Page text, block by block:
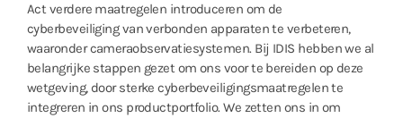
Act verdere maatregelen introduceren om de
cyberbeveiliging van verbonden apparaten te verbeteren,
waaronder cameraobservatiesystemen. Bij IDIS hebben we al
belangrijke stappen gezet om ons voor te bereiden op deze
wetgeving, door sterke cyberbeveiligingsmaatregelen te
integreren in ons productportfolio. We zetten ons in om